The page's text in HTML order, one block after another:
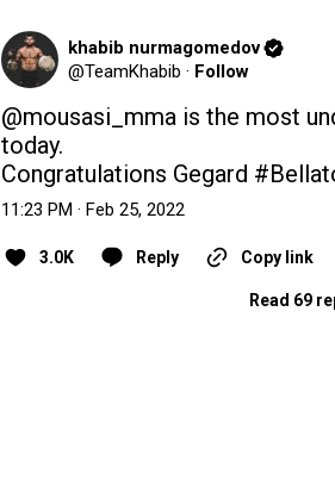
khabib nurmagomedov
@TeamKhabib · Follow
@mousasi_mma is the most
today.
Congratulations Gegard
11:23 PM · Feb 25, 2022
3.0K Reply Copy link
Read 69